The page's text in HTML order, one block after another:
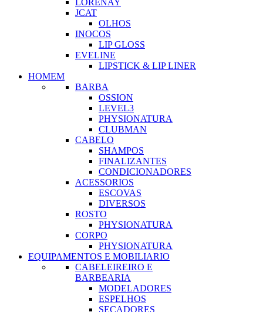
JCAT
OLHOS
INOCOS
LIP GLOSS
EVELINE
LIPSTICK & LIP LINER
HOMEM
BARBA
OSSION
LEVEL3
PHYSIONATURA
CLUBMAN
CABELO
SHAMPOS
FINALIZANTES
CONDICIONADORES
ACESSORIOS
ESCOVAS
DIVERSOS
ROSTO
PHYSIONATURA
CORPO
PHYSIONATURA
EQUIPAMENTOS E MOBILIARIO
CABELEIREIRO E
BARBEARIA
MODELADORES
ESPELHOS
SECADORES